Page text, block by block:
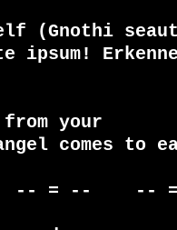
(Gnothi
ipsum!
your
comes to
-- = --